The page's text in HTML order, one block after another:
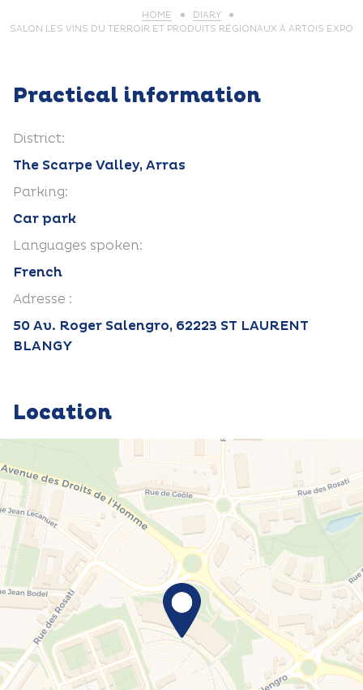
HOME
DIARY
SALON LES VINS DU TERROIR ET PRODUITS RÉGIONAUX À ARTOIS EXPO
Practical information
District:
The Scarpe Valley, Arras
Parking:
Car park
Languages spoken:
French
Adresse :
50 Av. Roger Salengro, 62223 ST LAURENT
BLANGY
Location